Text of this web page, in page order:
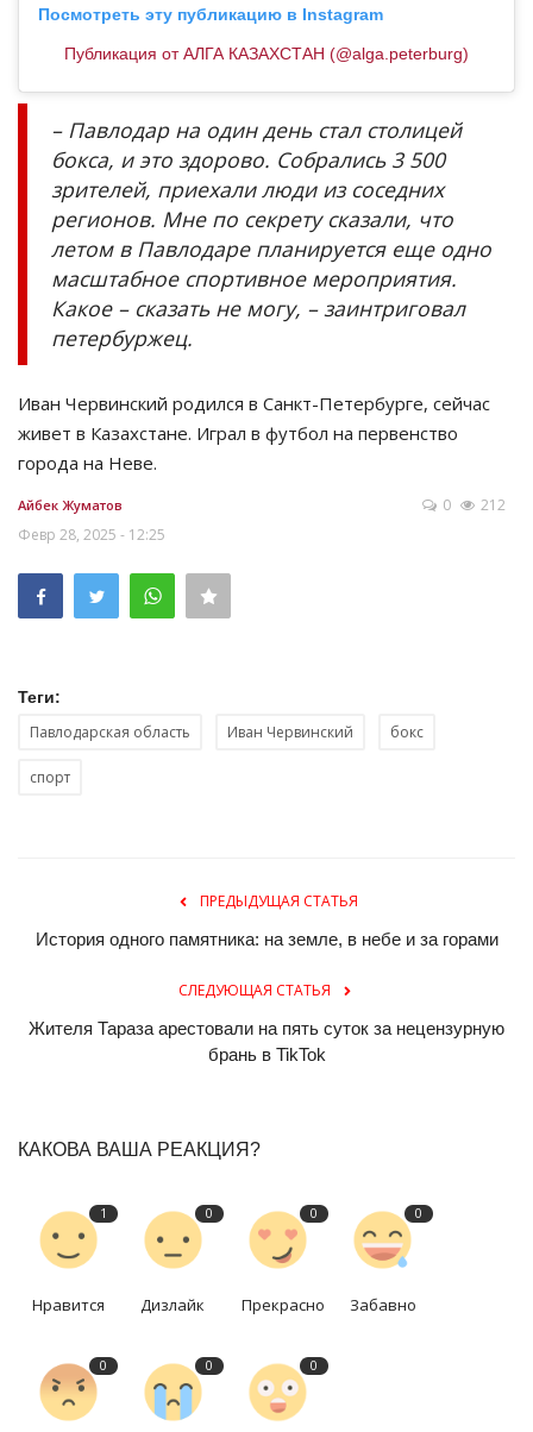
Посмотреть эту публикацию в Instagram
Публикация от АЛГА КАЗАХСТАН (@alga.peterburg)
– Павлодар на один день стал столицей
бокса, и это здорово. Собрались 3 500
зрителей, приехали люди из соседних
регионов. Мне по секрету сказали, что
летом в Павлодаре планируется еще одно
масштабное спортивное мероприятия.
Какое – сказать не могу, – заинтриговал
петербуржец.
Иван Червинский родился в Санкт-Петербурге, сейчас
живет в Казахстане. Играл в футбол на первенство
города на Неве.
Айбек Жуматов
Февр 28, 2025 - 12:25
0 212
Теги:
Павлодарская область Иван Червинский бокс
спорт
ПРЕДЫДУЩАЯ СТАТЬЯ
История одного памятника: на земле, в небе и за горами
СЛЕДУЮЩАЯ СТАТЬЯ
Жителя Тараза арестовали на пять суток за нецензурную
брань в TikTok
КАКОВА ВАША РЕАКЦИЯ?
1
Нравится
0
Дизлайк
0
Прекрасно
0
Забавно
0 0 0